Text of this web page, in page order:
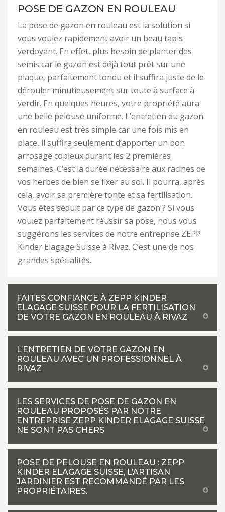
POSE DE GAZON EN ROULEAU
La pose de gazon en rouleau est la solution si
vous voulez rapidement avoir un beau tapis
verdoyant. En effet, plus besoin de planter des
semis car le gazon est déjà tout prêt sur une
plaque, parfaitement tondu et il suffira juste de le
dérouler minutieusement sur toute à surface à
verdir. En quelques heures, votre propriété aura
une belle pelouse uniforme. L’entretien du gazon
en rouleau est très simple car une fois mis en
place, il suffira seulement d’apporter un bon
arrosage copieux durant les 2 premières
semaines. C‘est la durée nécessaire aux racines de
vos herbes de bien se fixer au sol. Il pourra, après
cela, avoir sa première tonte et sa fertilisation.
Vous êtes séduit par ce type de gazon ? Si vous
voulez parfaitement réussir sa pose, nous vous
suggérons les services de notre entreprise ZEPP
Kinder Elagage Suisse à Rivaz. C’est une de nos
grandes spécialités.
FAITES CONFIANCE À ZEPP KINDER
ELAGAGE SUISSE POUR LA FERTILISATION
DE VOTRE GAZON EN ROULEAU À RIVAZ
L’ENTRETIEN DE VOTRE GAZON EN
ROULEAU AVEC UN PROFESSIONNEL À
RIVAZ
LES SERVICES DE POSE DE GAZON EN
ROULEAU PROPOSÉS PAR NOTRE
ENTREPRISE ZEPP KINDER ELAGAGE SUISSE
NE SONT PAS CHERS
POSE DE PELOUSE EN ROULEAU : ZEPP
KINDER ELAGAGE SUISSE, L’ARTISAN
JARDINIER EST RECOMMANDÉ PAR LES
PROPRIÉTAIRES.